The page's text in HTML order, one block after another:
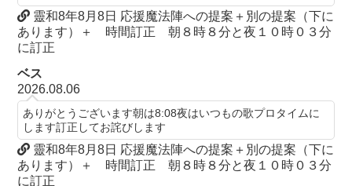
靈和8年8月8日 応援魔法陣への提案＋別の提案（下に
あります）＋ 時間訂正 朝８時８分と夜１０時０３分
に訂正
ベス
2026.08.06
ありがとうございます朝は8:08夜はいつもの歌プロタイムに
します訂正してお詫びします
靈和8年8月8日 応援魔法陣への提案＋別の提案（下に
あります）＋ 時間訂正 朝８時８分と夜１０時０３分
に訂正